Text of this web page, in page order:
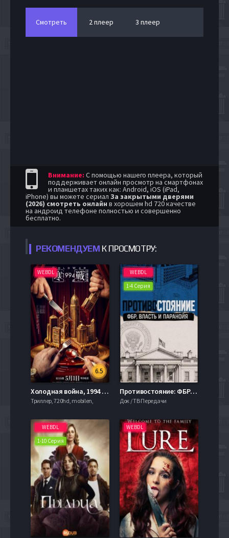
Смотреть 2 плеер 3 плеер
Внимание: С помощью нашего плеера, который
поддерживает онлайн просмотр на смартфонах
и планшетах таких как: Android, iOS (iPad,
iPhone) вы можете сериал За закрытыми дверями
(2026) смотреть онлайн в хорошем hd 720 качестве
на андроид телефоне полностью и совершенно
бесплатно.
РЕКОМЕНДУЕМ К ПРОСМОТРУ:
WEBDL
6.5
Холодная война, 1994 год (2026)
Триллер, 720hd, mobilen,
WEBDL
1-4 Серия
Противостояние: ФБР, власть и паранойя (2026)
Док / ТВ Передачи
WEBDL
1-10 Серия
WEBDL